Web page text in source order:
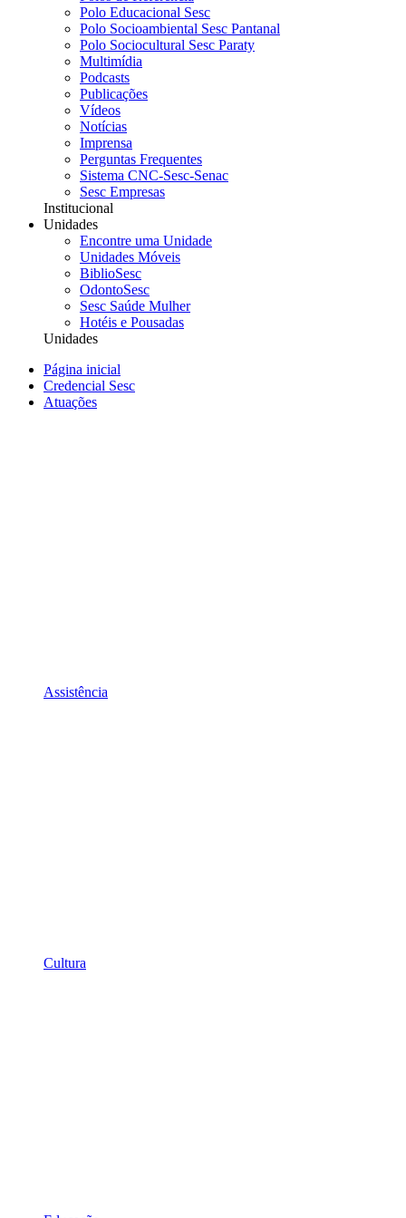
Polo Educacional Sesc
Polo Socioambiental Sesc Pantanal
Polo Sociocultural Sesc Paraty
Multimídia
Podcasts
Publicações
Vídeos
Notícias
Imprensa
Perguntas Frequentes
Sistema CNC-Sesc-Senac
Sesc Empresas
Institucional
Unidades
Encontre uma Unidade
Unidades Móveis
BiblioSesc
OdontoSesc
Sesc Saúde Mulher
Hotéis e Pousadas
Unidades
Página inicial
Credencial Sesc
Atuações
Assistência
Cultura